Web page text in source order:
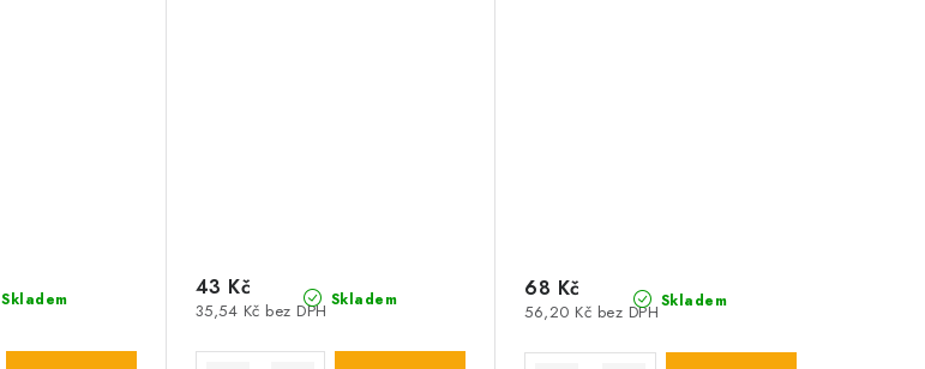
Skladem Skladem
35,54 Kč bez DPH
43 Kč Skladem
56,20 Kč bez DPH
68 Kč